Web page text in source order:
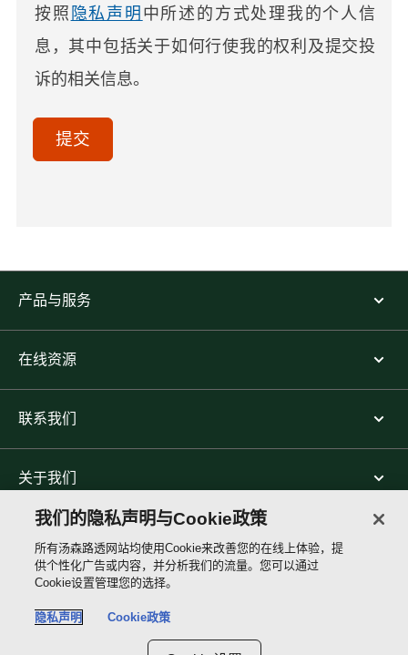
按照 隐私声明 中所述的方式处理我的个人信
息，其中包括关于如何行使我的权利及提交投
诉的相关信息。
提交
产品与服务
在线资源
联系我们
关于我们
Reuters
我们的隐私声明与Cookie政策
所有汤森路透网站均使用Cookie来改善您的在线上体验，提
供个性化广告或内容，并分析我们的流量。您可以通过
Cookie设置管理您的选择。
隐私声明 Cookie政策